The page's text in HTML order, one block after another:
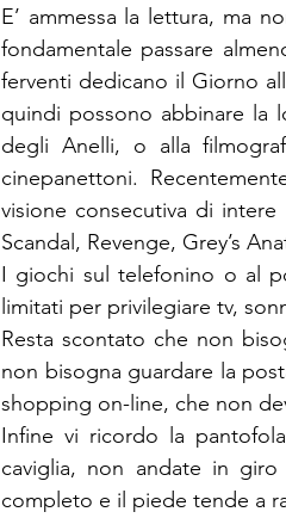
E’ ammessa la lettura, ma
fondamentale passare
ferventi dedicano il Giorno
quindi possono abbinare la
degli Anelli, o alla
cinepanettoni.
visione consecutiva di
Scandal, Revenge, Grey’s
I giochi sul telefonino o al
limitati per privilegiare tv,
Resta scontato che non
non bisogna guardare la
shopping on-line, che non
Infine vi ricordo la
caviglia, non andate in giro
completo e il piede tende a